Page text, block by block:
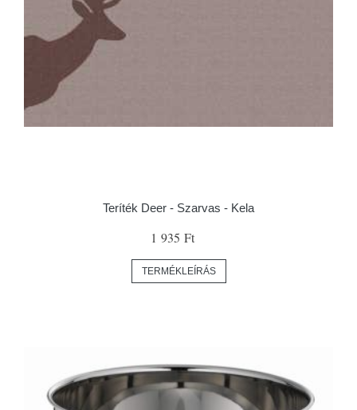
Teríték Deer - Szarvas - Kela
1 935 Ft
TERMÉKLEÍRÁS